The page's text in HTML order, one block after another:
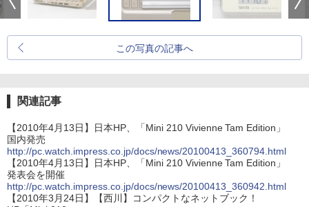
この写真の記事へ
関連記事
【2010年4月13日】日本HP、「Mini 210 Vivienne Tam Edition」
国内発売
http://pc.watch.impress.co.jp/docs/news/20100413_360794.html
【2010年4月13日】日本HP、「Mini 210 Vivienne Tam Edition」
発表会を開催
http://pc.watch.impress.co.jp/docs/news/20100413_360942.html
【2010年3月24日】【西川】コンパクトなネットブック！